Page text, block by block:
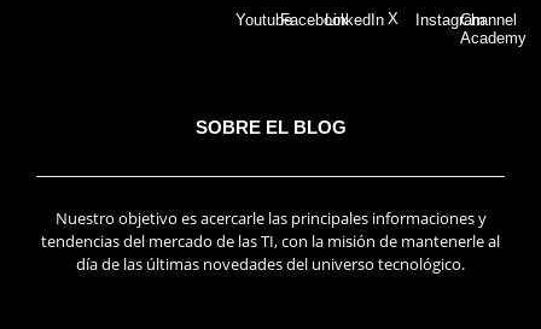
YoutubeFacebookLinkedIn X InstagramChannel
Academy
SOBRE EL BLOG
Nuestro objetivo es acercarle las principales informaciones y
tendencias del mercado de las TI, con la misión de mantenerle al
día de las últimas novedades del universo tecnológico.